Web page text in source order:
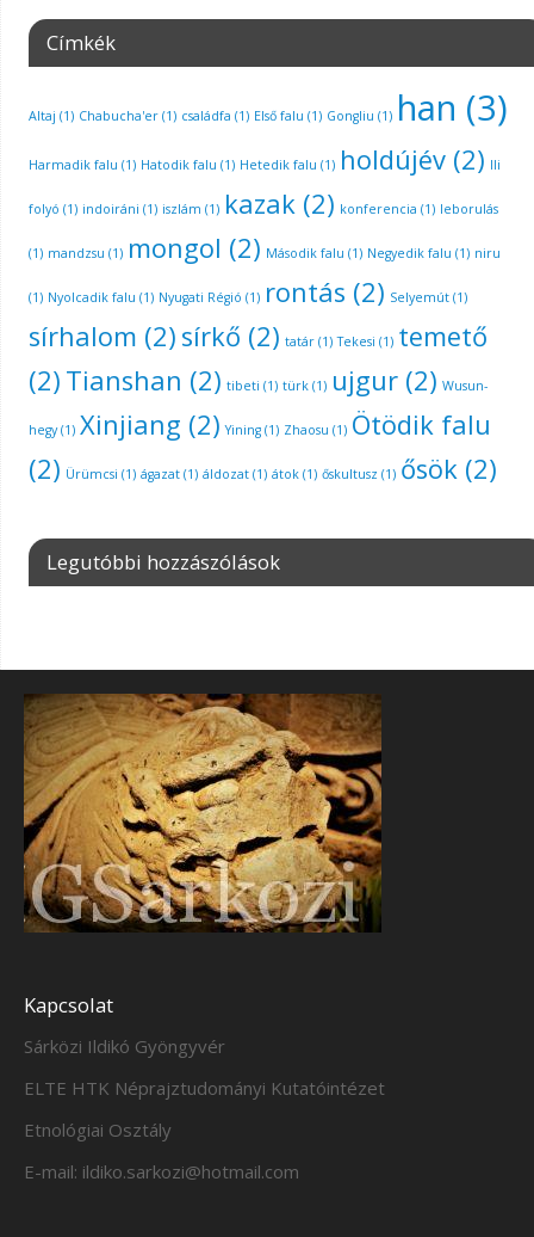
Címkék
Altaj (1) Chabucha'er(1) családfa (1) Első falu (1) Gongliu (1) han (3)
Harmadik falu (1) Hatodik falu (1) Hetedik falu (1) holdújév(2) Ili
folyó (1) indoiráni (1) iszlám (1) kazak(2) konferencia (1) leborulás
(1) mandzsu (1) mongol (2) Második falu (1) Negyedik falu (1) niru
(1) Nyolcadik falu (1) Nyugati Régió (1) rontás (2) Selyemút(1)
sírhalom (2) sírkő (2) tatár(1) Tekesi (1) temető
(2) Tianshan (2) tibeti (1) türk(1) ujgur(2) Wusun-
hegy(1) Xinjiang (2) Yining(1) Zhaosu (1) Ötödik falu
(2) Ürümcsi (1) ágazat(1) áldozat(1) átok(1) őskultusz (1) ősök(2)
Legutóbbi hozzászólások
Kapcsolat
Sárközi Ildikó Gyöngyvér
ELTE HTK Néprajztudományi Kutatóintézet
Etnológiai Osztály
E-mail: ildiko.sarkozi@hotmail.com